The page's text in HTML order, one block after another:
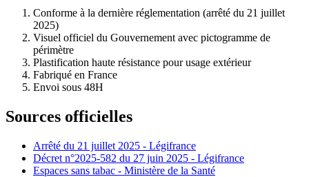
Conforme à la dernière réglementation (arrêté du 21 juillet
2025)
Visuel officiel du Gouvernement avec pictogramme de
périmètre
Plastification haute résistance pour usage extérieur
Fabriqué en France
Envoi sous 48H
Sources officielles
Arrêté du 21 juillet 2025 - Légifrance
Décret n°2025-582 du 27 juin 2025 - Légifrance
Espaces sans tabac - Ministère de la Santé